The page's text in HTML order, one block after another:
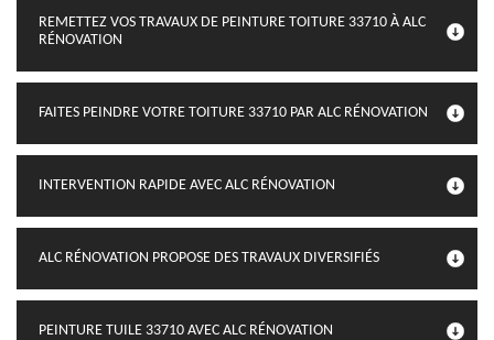
REMETTEZ VOS TRAVAUX DE PEINTURE TOITURE 33710 À ALC
RÉNOVATION
FAITES PEINDRE VOTRE TOITURE 33710 PAR ALC RÉNOVATION
INTERVENTION RAPIDE AVEC ALC RÉNOVATION
ALC RÉNOVATION PROPOSE DES TRAVAUX DIVERSIFIÉS
PEINTURE TUILE 33710 AVEC ALC RÉNOVATION